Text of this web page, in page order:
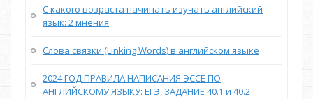
С какого возраста начинать изучать английский
язык: 2 мнения
Слова связки (Linking Words) в английском языке
2024 ГОД ПРАВИЛА НАПИСАНИЯ ЭССЕ ПО
АНГЛИЙСКОМУ ЯЗЫКУ: ЕГЭ, ЗАДАНИЕ 40.1 и 40.2